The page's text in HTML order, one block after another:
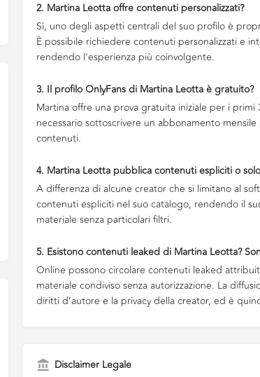
2. Martina Leotta offre contenuti personalizzati?
Sì, uno degli aspetti centrali del suo profilo è
È possibile richiedere contenuti personalizzati e
rendendo l’esperienza più coinvolgente.
3. Il profilo OnlyFans di Martina Leotta è gratuito?
Martina offre una prova gratuita iniziale per i
necessario sottoscrivere un abbonamento
contenuti.
4. Martina Leotta pubblica contenuti espliciti o
A differenza di alcune creator che si limitano al
contenuti espliciti nel suo catalogo, rendendo il
materiale senza particolari filtri.
5. Esistono contenuti leaked di Martina Leotta?
Online possono circolare contenuti leaked
materiale condiviso senza autorizzazione. La
diritti d’autore e la privacy della creator, ed è
Disclaimer Legale